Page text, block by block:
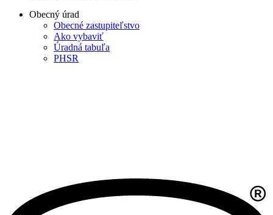
Obecný úrad
Obecné zastupiteľstvo
Ako vybaviť
Úradná tabuľa
PHSR